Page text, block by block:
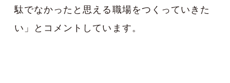
駄でなかったと思える職場をつくっていきた
い」とコメントしています。